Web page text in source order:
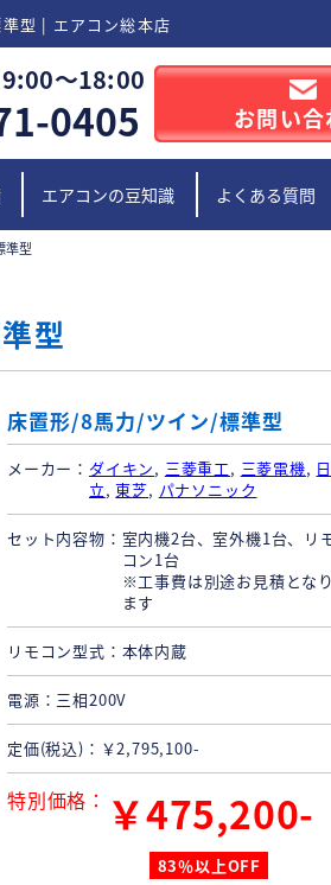
型 | エアコン総本店
〜18:00
0405 お問い合
エアコンの豆知識 よくある質問
準型
型
床置形/8馬力/ツイン/標準型
メーカー ダイキン, 三菱重工, 三菱電機, 日
立,東芝, パナソニック
セット内容物
室内機2台、室外機1台、リ
コン1台
※工事費は別途お見積となり
ます
リモコン型式 本体内蔵
電源 三相200V
定価(税込) ￥2,795,100-
特別価格 ￥475,200-
83％以上OFF